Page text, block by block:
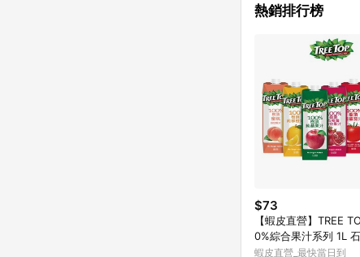
熱銷排行榜
$73
【蝦皮直營】TREE
0%綜合果汁系列 1L
橙/蘋果/水蜜桃/蕃茄汁
蝦皮直營_最快當日到